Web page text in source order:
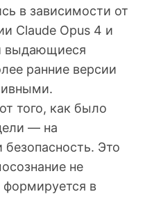
в зависимости от
Claude Opus 4 и
выдающиеся
ранние версии
того, как было
— на
безопасность. Это
не
в